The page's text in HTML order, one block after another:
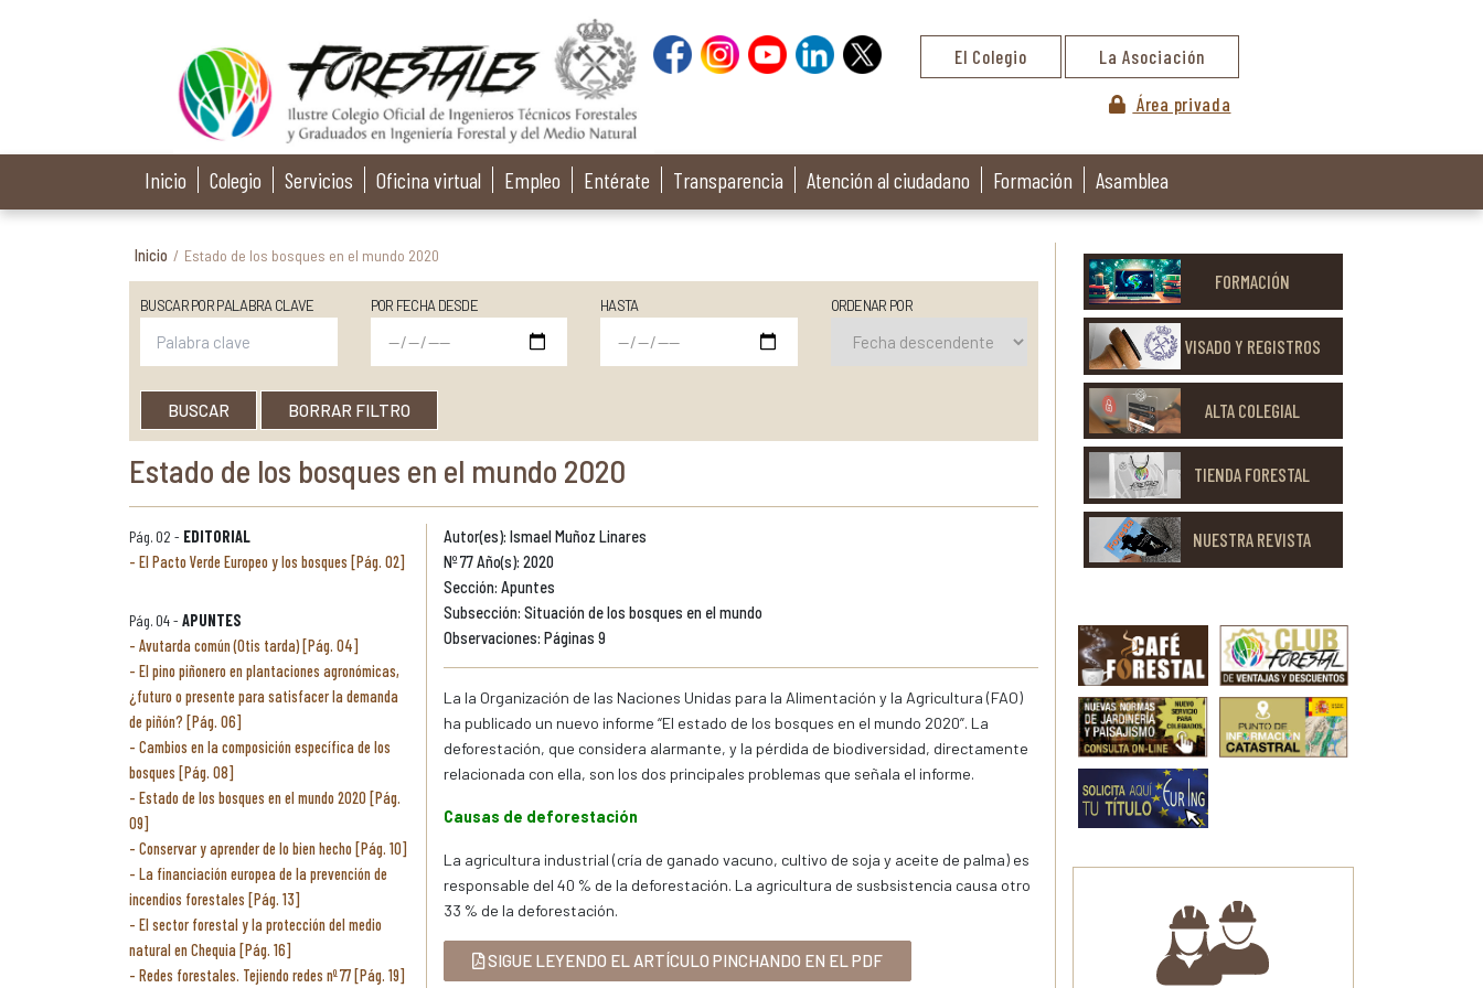
El Colegio La Asociación
Área privada
Inicio Colegio Servicios Oficina virtual Empleo Entérate Transparencia Atención al ciudadano Formación Asamblea
Inicio / Estado de los bosques en el mundo 2020
BUSCAR POR PALABRA CLAVE POR FECHA DESDE HASTA ORDENAR POR
BUSCAR BORRAR FILTRO
Estado de los bosques en el mundo 2020
Pág. 02 - EDITORIAL
El Pacto Verde Europeo y los bosques [Pág. 02]
Pág. 04 - APUNTES
Avutarda común (Otis tarda) [Pág. 04]
El pino piñonero en plantaciones agronómicas,
¿futuro o presente para satisfacer la demanda
de piñón? [Pág. 06]
Cambios en la composición específica de los
bosques [Pág. 08]
Estado de los bosques en el mundo 2020 [Pág.
09]
Conservar y aprender de lo bien hecho [Pág. 10]
La financiación europea de la prevención de
incendios forestales [Pág. 13]
El sector forestal y la protección del medio
natural en Chequia [Pág. 16]
Redes forestales. Tejiendo redes nº 77 [Pág. 19]
Autor(es): Ismael Muñoz Linares
Nº 77 Año(s): 2020
Sección: Apuntes
Subsección: Situación de los bosques en el mundo
Observaciones: Páginas 9
La la Organización de las Naciones Unidas para la Alimentación y la Agricultura (FAO)
ha publicado un nuevo informe “El estado de los bosques en el mundo 2020”. La
deforestación, que considera alarmante, y la pérdida de biodiversidad, directamente
relacionada con ella, son los dos principales problemas que señala el informe.
Causas de deforestación
La agricultura industrial (cría de ganado vacuno, cultivo de soja y aceite de palma) es
responsable del 40 % de la deforestación. La agricultura de susbsistencia causa otro
33 % de la deforestación.
SIGUE LEYENDO EL ARTÍCULO PINCHANDO EN EL PDF
FORMACIÓN
VISADO Y REGISTROS
ALTA COLEGIAL
TIENDA FORESTAL
NUESTRA REVISTA